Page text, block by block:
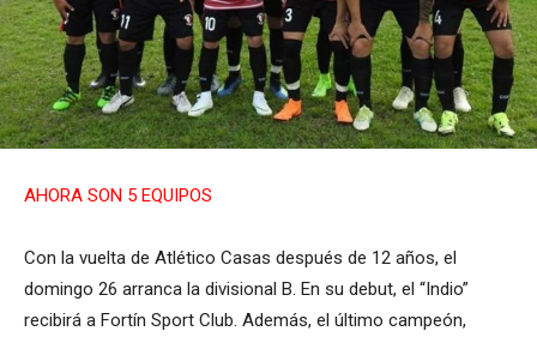
AHORA SON 5 EQUIPOS
Con la vuelta de Atlético Casas después de 12 años, el
domingo 26 arranca la divisional B. En su debut, el “Indio”
recibirá a Fortín Sport Club. Además, el último campeón,